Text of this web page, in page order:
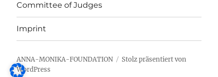
Committee of Judges
Imprint
ANNA-MONIKA-FOUNDATION
Stolz präsentiert von
WordPress